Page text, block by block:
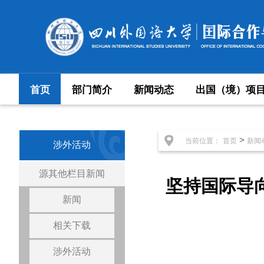
首页 部门简介 新闻动态 出国（境）项
涉外活动
源其他栏目新闻
新闻
相关下载
涉外活动
当前位置： 首页 > 新闻
坚持国际导